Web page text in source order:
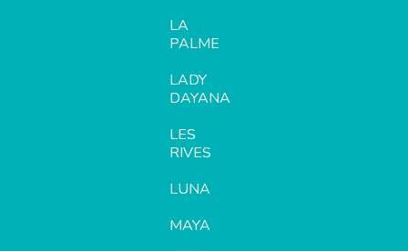
LA
PALME
LADY
DAYANA
LES
RIVES
LUNA
MAYA